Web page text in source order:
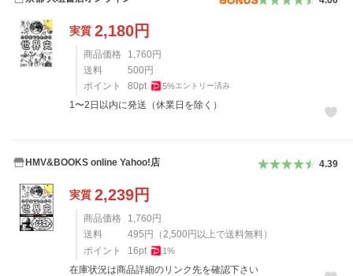
実質 2,180円
商品価格 1,760 円
送料
500 円
ポイント
80pt 5%エントリー済み
1〜2日以内に発送（休業日を除く）
HMV&BOOKS online Yahoo!店 4.39
実質 2,239円
商品価格 1,760 円
送料
495 円 （2,500 円以上で送料無料）
ポイント
16pt 1%
在庫状況は商品詳細のリンク先を確認下さい